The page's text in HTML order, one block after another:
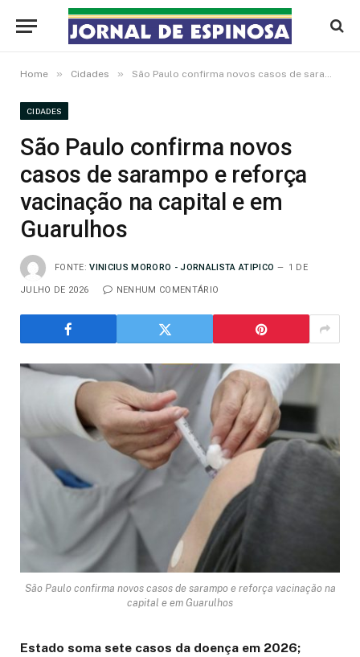
Home » Cidades » São Paulo confirma novos casos de sarampo e reforça vacinação na capital e em Guarulhos
CIDADES
São Paulo confirma novos
casos de sarampo e reforça
vacinação na capital e em
Guarulhos
FONTE: VINICIUS MORORO - JORNALISTA ATIPICO 1 DE
JULHO DE 2026 NENHUM COMENTÁRIO
São Paulo confirma novos casos de sarampo e reforça vacinação na
capital e em Guarulhos
Estado soma sete casos da doença em 2026;